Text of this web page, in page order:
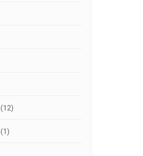
(12)
(1)